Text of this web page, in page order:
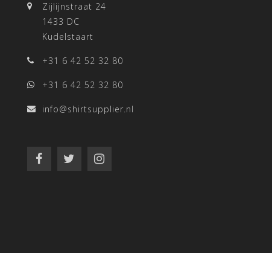
Zijlijnstraat 24
1433 DC
Kudelstaart
+31 6 42 52 32 80
+31 6 42 52 32 80
info@shirtsupplier.nl